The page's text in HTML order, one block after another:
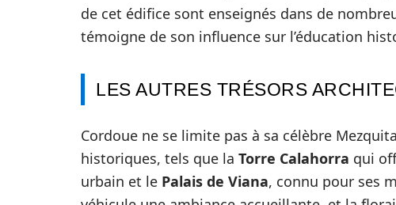
de cet édifice sont enseignés dans de
témoigne de son influence sur l’éducation
LES AUTRES TRÉSORS
Cordoue ne se limite pas à sa célèbre
historiques, tels que la Torre Calahorra qui
urbain et le Palais de Viana, connu pour ses